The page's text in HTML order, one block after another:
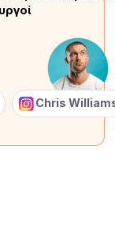
Chris